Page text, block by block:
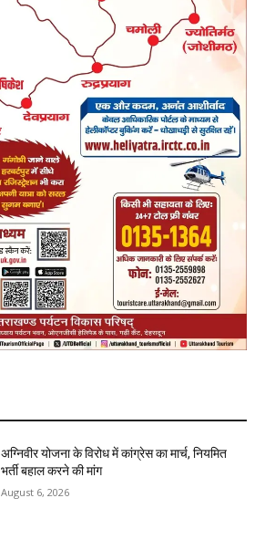
अग्निवीर योजना के विरोध में कांग्रेस का मार्च, नियमित
भर्ती बहाल करने की मांग
August 6, 2026